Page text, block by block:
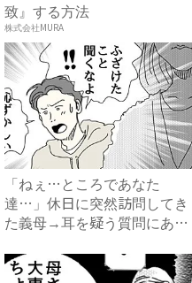
致』する方法
株式会社MURA
「ねぇ…ところであなた
達…」休日に突然訪問してき
た義母→耳を疑う質問にあ